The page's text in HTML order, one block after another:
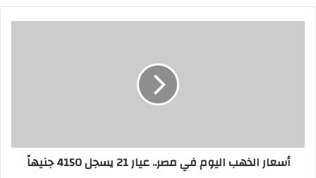
أسعار الذهب اليوم في مصر.. عيار 21 يسجل 4150 جنيهاً